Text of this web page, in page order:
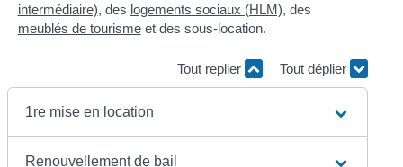
intermédiaire), des logements sociaux (HLM), des
meublés de tourismeet des sous-location.
Tout replier Tout déplier
1re mise en location
Renouvellement de bail